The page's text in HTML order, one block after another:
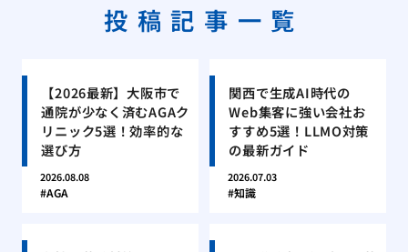
投稿記事一覧
【2026最新】大阪市で
通院が少なく済むAGAク
リニック5選！効率的な
選び方
2026.08.08
AGA
関西で生成AI時代の
Web集客に強い会社お
すすめ5選！LLMO対策
の最新ガイド
2026.07.03
知識